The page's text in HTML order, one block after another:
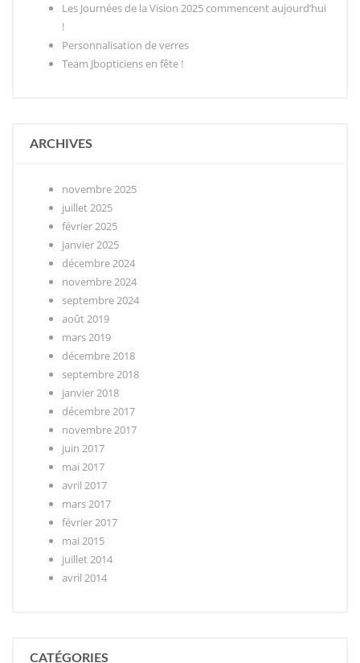
Les Journées de la Vision 2025 commencent aujourd’hui
!
Personnalisation de verres
Team Jbopticiens en fête !
ARCHIVES
novembre 2025
juillet 2025
février 2025
janvier 2025
décembre 2024
novembre 2024
septembre 2024
août 2019
mars 2019
décembre 2018
septembre 2018
janvier 2018
décembre 2017
novembre 2017
juin 2017
mai 2017
avril 2017
mars 2017
février 2017
mai 2015
juillet 2014
avril 2014
CATÉGORIES